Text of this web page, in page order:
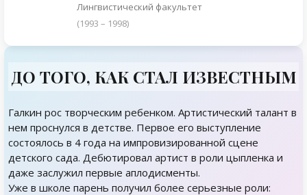
Лингвистический факультет
(1993 – 1998)
ДО ТОГО, КАК СТАЛ ИЗВЕСТНЫМ
Галкин рос творческим ребенком. Артистический талант в
нем проснулся в детстве. Первое его выступление
состоялось в 4 года на импровизированной сцене
детского сада. Дебютировал артист в роли цыпленка и
даже заслужил первые аплодисменты.
Уже в школе парень получил более серьезные роли: